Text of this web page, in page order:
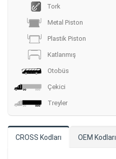
Tork
Metal Piston
Plastik Piston
Katlanmış
Otobüs
Çekici
Treyler
CROSS Kodları OEM Kodları